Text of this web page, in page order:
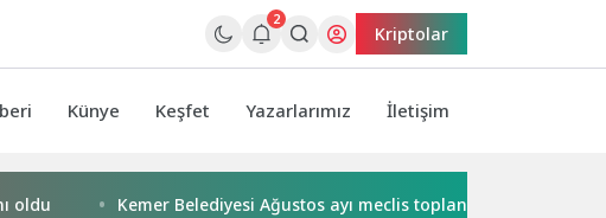
2
Kriptolar
Künye Keşfet Yazarlarımız İletişim
Kemer Belediyesi Ağustos ayı meclis toplantısı yapıldı